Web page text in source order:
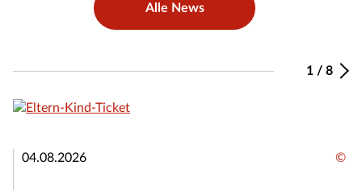
Alle News
04.08.2026 ©
1 / 8